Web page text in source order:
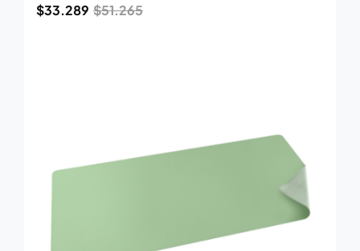
$51.265
$33.289